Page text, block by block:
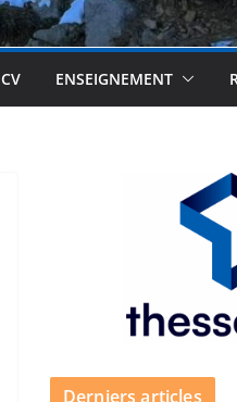
CV ENSEIGNEMENT
Derniers articles